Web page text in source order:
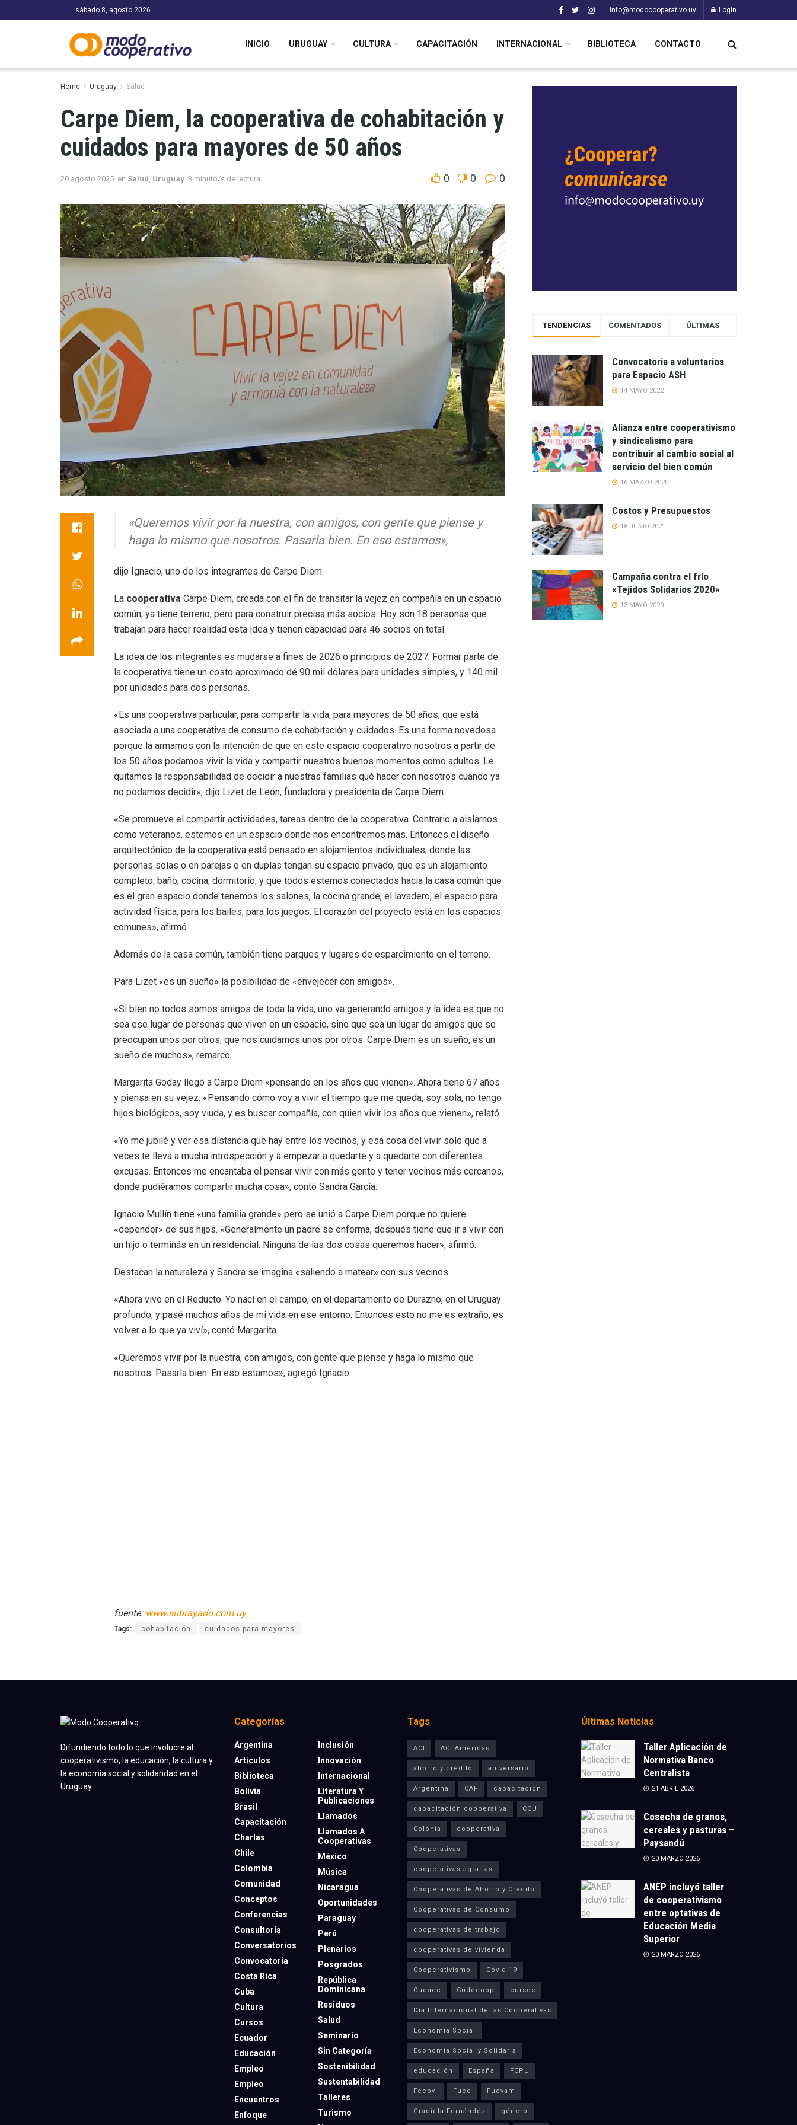
sábado 8, agosto 2026 info@modocooperativo.uy Login
INICIO URUGUAY CULTURA CAPACITACIÓN INTERNACIONAL BIBLIOTECA CONTACTO
Home Uruguay Salud
Carpe Diem, la cooperativa de cohabitación y
cuidados para mayores de 50 años
20 agosto 2025 en Salud Uruguay 3 minuto/s de lectura 0 0 0
«Queremos vivir por la nuestra, con amigos, con gente que piense y
haga lo mismo que nosotros. Pasarla bien. En eso estamos»,
dijo Ignacio, uno de los integrantes de Carpe Diem.
La cooperativa Carpe Diem, creada con el fin de transitar la vejez en compañía en un espacio
común, ya tiene terreno, pero para construir precisa más socios. Hoy son 18 personas que
trabajan para hacer realidad esta idea y tienen capacidad para 46 socios en total.
La idea de los integrantes es mudarse a fines de 2026 o principios de 2027. Formar parte de
la cooperativa tiene un costo aproximado de 90 mil dólares para unidades simples, y 140 mil
por unidades para dos personas.
«Es una cooperativa particular, para compartir la vida, para mayores de 50 años, que está
asociada a una cooperativa de consumo de cohabitación y cuidados. Es una forma novedosa
porque la armamos con la intención de que en este espacio cooperativo nosotros a partir de
los 50 años podamos vivir la vida y compartir nuestros buenos momentos como adultos. Le
quitamos la responsabilidad de decidir a nuestras familias qué hacer con nosotros cuando ya
no podamos decidir», dijo Lizet de León, fundadora y presidenta de Carpe Diem.
«Se promueve el compartir actividades, tareas dentro de la cooperativa. Contrario a aislarnos
como veteranos, estemos en un espacio donde nos encontremos más. Entonces el diseño
arquitectónico de la cooperativa está pensado en alojamientos individuales, donde las
personas solas o en parejas o en duplas tengan su espacio privado, que es un alojamiento
completo, baño, cocina, dormitorio, y que todos estemos conectados hacia la casa común que
es el gran espacio donde tenemos los salones, la cocina grande, el lavadero, el espacio para
actividad física, para los bailes, para los juegos. El corazón del proyecto está en los espacios
comunes», afirmó.
Además de la casa común, también tiene parques y lugares de esparcimiento en el terreno.
Para Lizet «es un sueño» la posibilidad de «envejecer con amigos».
«Si bien no todos somos amigos de toda la vida, uno va generando amigos y la idea es que no
sea ese lugar de personas que viven en un espacio, sino que sea un lugar de amigos que se
preocupan unos por otros, que nos cuidamos unos por otros. Carpe Diem es un sueño, es un
sueño de muchos», remarcó.
Margarita Goday llegó a Carpe Diem «pensando en los años que vienen». Ahora tiene 67 años
y piensa en su vejez. «Pensando cómo voy a vivir el tiempo que me queda, soy sola, no tengo
hijos biológicos, soy viuda, y es buscar compañía, con quien vivir los años que vienen», relató.
«Yo me jubilé y ver esa distancia que hay entre los vecinos, y esa cosa del vivir solo que a
veces te lleva a mucha introspección y a empezar a quedarte y a quedarte con diferentes
excusas. Entonces me encantaba el pensar vivir con más gente y tener vecinos más cercanos,
donde pudiéramos compartir mucha cosa», contó Sandra García.
Ignacio Mullín tiene «una familia grande» pero se unió a Carpe Diem porque no quiere
«depender» de sus hijos. «Generalmente un padre se enferma, después tiene que ir a vivir con
un hijo o terminás en un residencial. Ninguna de las dos cosas queremos hacer», afirmó.
Destacan la naturaleza y Sandra se imagina «saliendo a matear» con sus vecinos.
«Ahora vivo en el Reducto. Yo nací en el campo, en el departamento de Durazno, en el Uruguay
profundo, y pasé muchos años de mi vida en ese entorno. Entonces esto no me es extraño, es
volver a lo que ya viví», contó Margarita.
«Queremos vivir por la nuestra, con amigos, con gente que piense y haga lo mismo que
nosotros. Pasarla bien. En eso estamos», agregó Ignacio.
fuente: www.subrayado.com.uy
Tags: cohabitación cuidados para mayores
TENDENCIAS COMENTADOS ÚLTIMAS
Convocatoria a voluntarios
para Espacio ASH
14 MAYO 2022
Alianza entre cooperativismo
y sindicalismo para
contribuir al cambio social al
servicio del bien común
16 MARZO 2020
Costos y Presupuestos
18 JUNIO 2021
Campaña contra el frío
«Tejidos Solidarios 2020»
13 MAYO 2020
Difundiendo todo lo que involucre al
cooperativismo, la educación, la cultura y
la economía social y solidaridad en el
Uruguay.
Categorías
Argentina
Artículos
Biblioteca
Bolivia
Brasil
Capacitación
Charlas
Chile
Colombia
Comunidad
Conceptos
Conferencias
Consultoría
Conversatorios
Convocatoria
Costa Rica
Cuba
Cultura
Cursos
Ecuador
Educación
Empleo
Empleo
Encuentros
Enfoque
Inclusión
Innovación
Internacional
Literatura Y
Publicaciones
Llamados
Llamados A
Cooperativas
México
Música
Nicaragua
Oportunidades
Paraguay
Perú
Plenarios
Posgrados
República
Dominicana
Residuos
Salud
Seminario
Sin Categoría
Sostenibilidad
Sustentabilidad
Talleres
Turismo
Tags
ACI ACI Americas
ahorro y crédito aniversario
Argentina CAF capacitación
capacitación cooperativa CCU
Colonia cooperativa
Cooperativas
cooperativas agrarias
Cooperativas de Ahorro y Crédito
Cooperativas de Consumo
cooperativas de trabajo
cooperativas de vivienda
Cooperativismo Covid-19
Cucacc Cudecoop cursos
Día Internacional de las Cooperativas
Economía Social
Economía Social y Solidaria
educación España FCPU
Fecovi Fucc Fucvam
Graciela Fernández género
Últimas Noticias
Taller Aplicación de
Normativa Banco
Centralista
21 ABRIL 2026
Cosecha de granos,
cereales y pasturas –
Paysandú
20 MARZO 2026
ANEP incluyó taller
de cooperativismo
entre optativas de
Educación Media
Superior
20 MARZO 2026